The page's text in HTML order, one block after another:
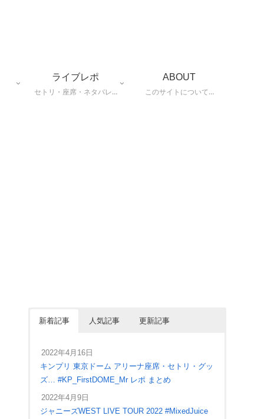
ライブレポ
セトリ・座席・ネタバレ…
ABOUT
このサイトについて…
新着記事 人気記事 更新記事
2022年4月16日
キンプリ 東京ドーム アリーナ座席・セトリ・グッ
ズ… #KP_FirstDOME_Mr レポ まとめ
2022年4月9日
ジャニーズWEST LIVE TOUR 2022 #MixedJuice